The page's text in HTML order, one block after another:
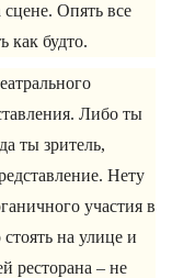
сцене. Опять все
как будто.
Либо ты
ты зритель,
Нету
участия в
на улице и
ресторана – не